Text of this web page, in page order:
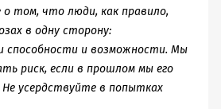
том, что люди, как правило,
в одну сторону:
способности и возможности. Мы
риск, если в прошлом мы его
Не усердствуйте в попытках